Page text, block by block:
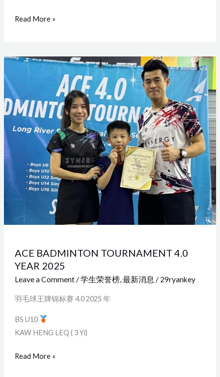
办
捐
动
Read More »
ACE BADMINTON TOURNAMENT 4.0
YEAR 2025
Leave a Comment /学生荣誉榜, 最新消息 / 29ryankey
羽毛球王牌锦标赛 4.0 2025 年
BS U10
KAW HENG LEQ ( 3 Yi)
ACE
TOURNAMENT
4.0
YEAR
2025
Read More »